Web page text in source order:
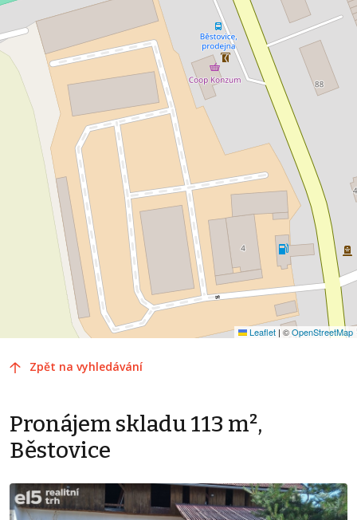
Leaflet | ©OpenStreetMap
Zpět na vyhledávání
Pronájem skladu 113 m²,
Běstovice